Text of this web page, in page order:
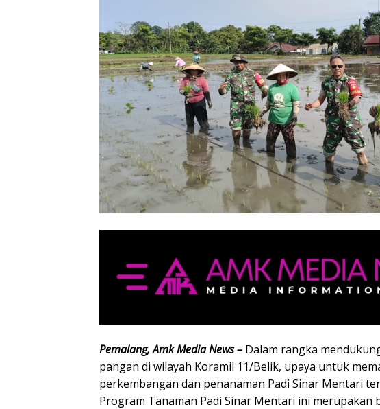
Pemalang, Amk Media News – Dalam rangka
pangan di wilayah Koramil 11/Belik, upaya untuk
perkembangan dan penanaman Padi Sinar Mentari
Program Tanaman Padi Sinar Mentari ini merupakan